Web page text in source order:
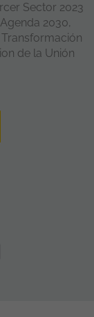
Sector 2023
2030,
de la Unión